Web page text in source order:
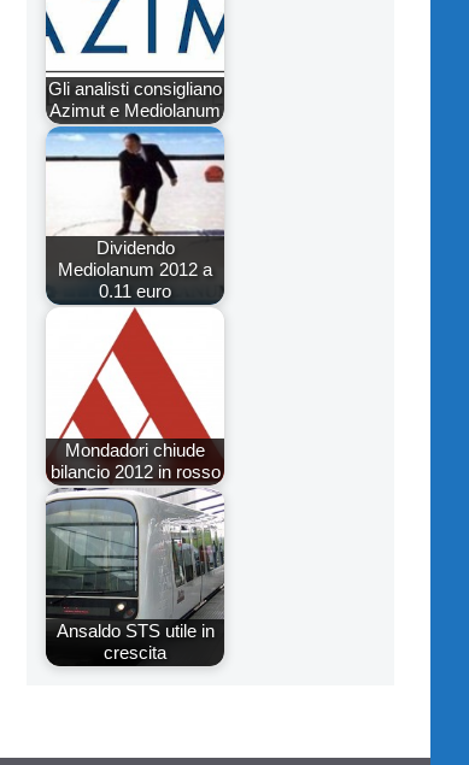
Gli analisti consigliano
Azimut e Mediolanum
Dividendo
Mediolanum 2012 a
0.11 euro
Mondadori chiude
bilancio 2012 in rosso
Ansaldo STS utile in
crescita